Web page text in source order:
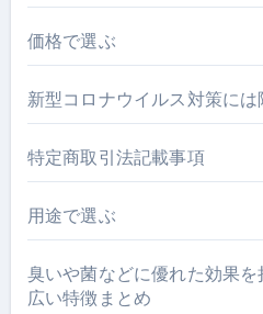
価格で選ぶ
新型コロナウイルス対策には
特定商取引法記載事項
用途で選ぶ
臭いや菌などに優れた効果
広い特徴まとめ